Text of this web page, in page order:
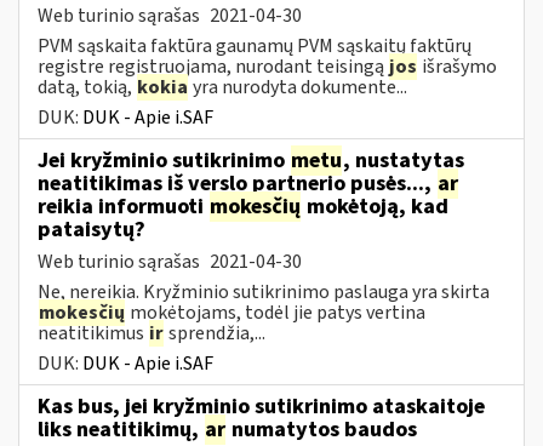
Web turinio sąrašas 2021-04-30
PVM sąskaita faktūra gaunamų PVM sąskaitų faktūrų
registre registruojama, nurodant teisingą jos išrašymo
datą, tokią, kokia yra nurodyta dokumente...
DUK: DUK - Apie i.SAF
Jei kryžminio sutikrinimo metu, nustatytas
neatitikimas iš verslo partnerio pusės..., ar
reikia informuoti mokesčių mokėtoją, kad
pataisytų?
Web turinio sąrašas 2021-04-30
Ne, nereikia. Kryžminio sutikrinimo paslauga yra skirta
mokesčių mokėtojams, todėl jie patys vertina
neatitikimus irsprendžia,...
DUK: DUK - Apie i.SAF
Kas bus, jei kryžminio sutikrinimo ataskaitoje
liks neatitikimų, ar numatytos baudos